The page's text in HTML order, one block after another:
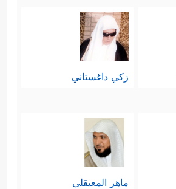
زكي داغستاني
ماهر المعيقلي